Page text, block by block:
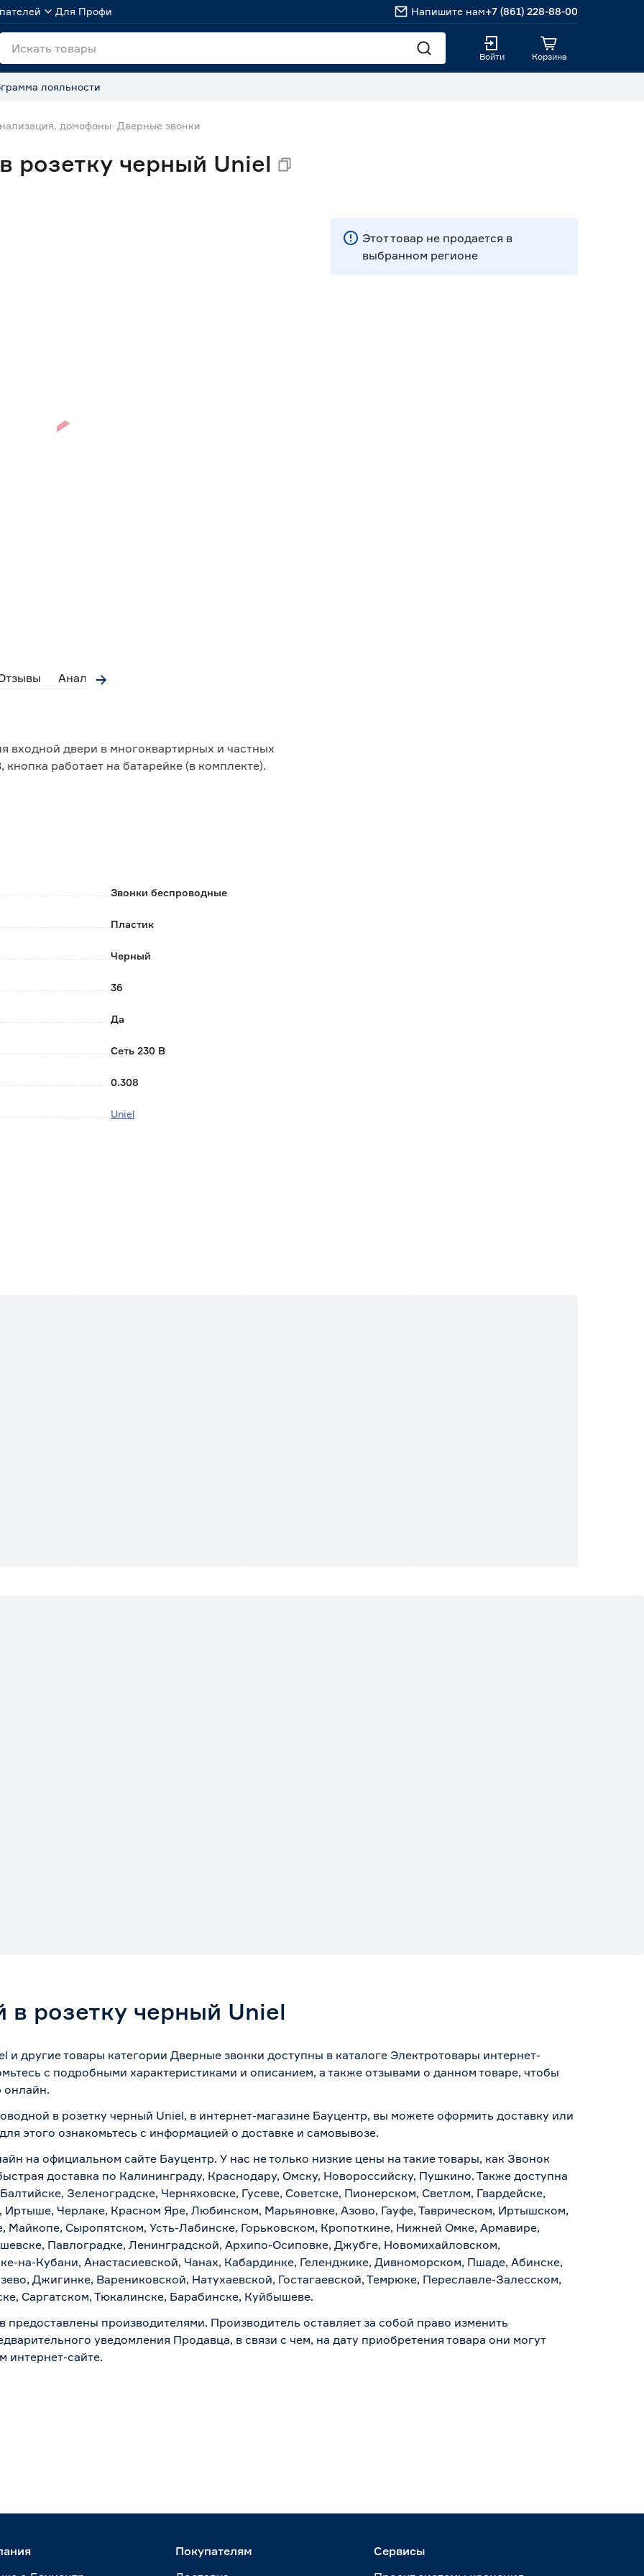
Для Профи Напишите нам+7 (861) 228-88-00
Войти Корзина
лояльности
домофоны Дверные звонки
розетку черный Uniel
Аналоги
входной двери в многоквартирных и частных
работает на батарейке (в комплекте).
на линии прохождения сигнала отсутствие
Звонки беспроводные
Пластик
Черный
36
Да
Сеть 230 В
0.308
Uniel
Этот товар не продается в
выбранном регионе
розетку черный Uniel
и другие товары категории Дверные звонки доступны в каталоге Электротовары интернет-
с подробными характеристиками и описанием, а также отзывами о данном товаре, чтобы
онлайн.
в розетку черный Uniel, в интернет-магазине Бауцентр, вы можете оформить доставку или
этого ознакомьтесь с информацией о доставке и самовывозе.
на официальном сайте Бауцентр. У нас не только низкие цены на такие товары, как Звонок
доставка по Калининграду, Краснодару, Омску, Новороссийску, Пушкино. Также доступна
Зеленоградске, Черняховске, Гусеве, Советске, Пионерском, Светлом, Гвардейске,
Иртыше, Черлаке, Красном Яре, Любинском, Марьяновке, Азово, Гауфе, Таврическом, Иртышском,
Майкопе, Сыропятском, Усть-Лабинске, Горьковском, Кропоткине, Нижней Омке, Армавире,
Павлоградке, Ленинградской, Архипо-Осиповке, Джубге, Новомихайловском,
на-Кубани, Анастасиевской, Чанах, Кабардинке, Геленджике, Дивноморском, Пшаде, Абинске,
Джигинке, Варениковской, Натухаевской, Гостагаевской, Темрюке, Переславле-Залесском,
Саргатском, Тюкалинске, Барабинске, Куйбышеве.
производителями. Производитель оставляет за собой право изменить
уведомления Продавца, в связи с чем, на дату приобретения товара они могут
интернет-сайте.
Покупателям
Сервисы